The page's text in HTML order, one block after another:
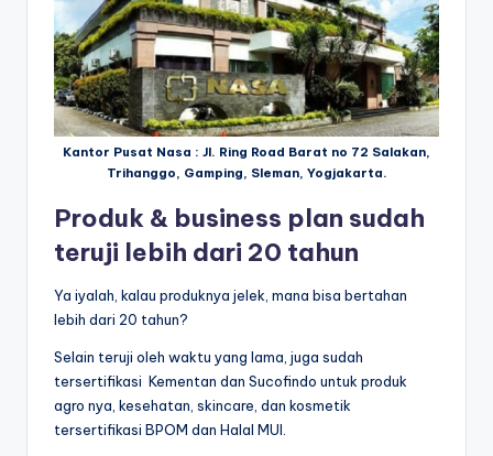
Kantor Pusat Nasa : Jl. Ring Road Barat no 72 Salakan,
Trihanggo, Gamping, Sleman, Yogjakarta.
Produk & business plan sudah
teruji lebih dari 20 tahun
Ya iyalah, kalau produknya jelek, mana bisa bertahan
lebih dari 20 tahun?
Selain teruji oleh waktu yang lama, juga sudah
tersertifikasi Kementan dan Sucofindo untuk produk
agro nya, kesehatan, skincare, dan kosmetik
tersertifikasi BPOM dan Halal MUI.